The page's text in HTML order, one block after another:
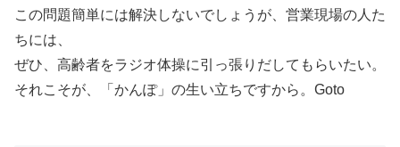
この問題簡単には解決しないでしょうが、営業現場の人た
ちには、
ぜひ、高齢者をラジオ体操に引っ張りだしてもらいたい。
それこそが、「かんぽ」の生い立ちですから。Goto